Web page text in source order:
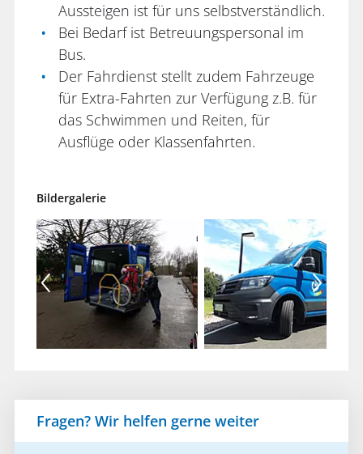
Aussteigen ist für uns selbstverständlich.
Bei Bedarf ist Betreuungspersonal im
Bus.
Der Fahrdienst stellt zudem Fahrzeuge
für Extra-Fahrten zur Verfügung z.B. für
das Schwimmen und Reiten, für
Ausflüge oder Klassenfahrten.
Bildergalerie
Fragen? Wir helfen gerne weiter